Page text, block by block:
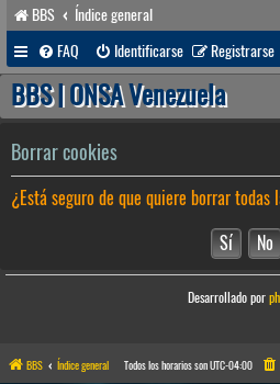
BBS
Índice general
FAQ
Identificarse Registrarse
BBS | ONSA Venezuela
Borrar cookies
¿Está seguro de que quiere borrar
Desarrollado por
BBS Índice general Todos los horarios sonUTC-04:00